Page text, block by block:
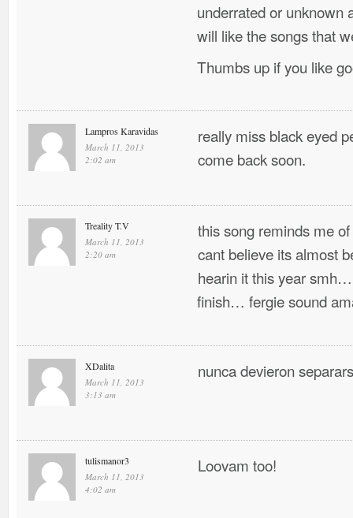
underrated or unknown
will like the songs that
Thumbs up if you like
Lampros Karavidas
March 11, 2013
2:02 am
really miss black eyed
come back soon.
Treality T.V
March 11, 2013
2:20 am
this song reminds me
cant believe its almost
hearin it this year
finish… fergie sound
XDalita
March 11, 2013
3:13 am
nunca devieron
tulismanor3
March 11, 2013
4:02 am
Loovam too!